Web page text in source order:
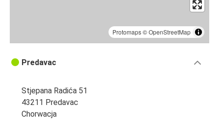
Protomaps©OpenStreetMap
Predavac
Stjepana Radića 51
43211 Predavac
Chorwacja